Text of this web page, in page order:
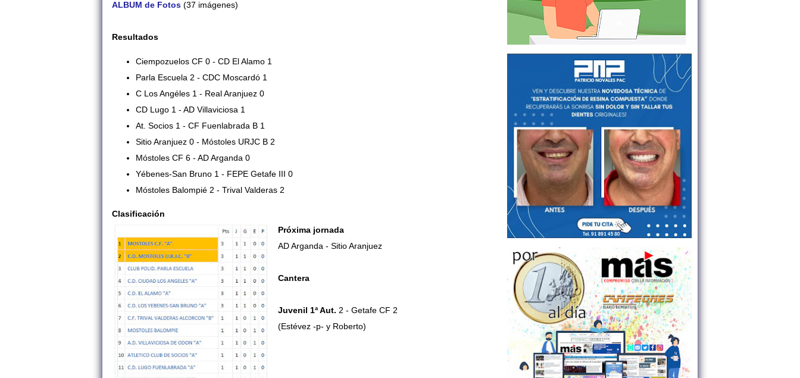
ALBUM de Fotos (37 imágenes)
Resultados
Ciempozuelos CF 0 - CD El Alamo 1
Parla Escuela 2 - CDC Moscardó 1
C Los Angéles 1 - Real Aranjuez 0
CD Lugo 1 - AD Villaviciosa 1
At. Socios 1 - CF Fuenlabrada B 1
Sitio Aranjuez 0 - Móstoles URJC B 2
Móstoles CF 6 - AD Arganda 0
Yébenes-San Bruno 1 - FEPE Getafe III 0
Móstoles Balompié 2 - Trival Valderas 2
Clasificación
Próxima jornada
AD Arganda - Sitio Aranjuez
Cantera
Juvenil 1ª Aut. 2 - Getafe CF 2
(Estévez -p- y Roberto)